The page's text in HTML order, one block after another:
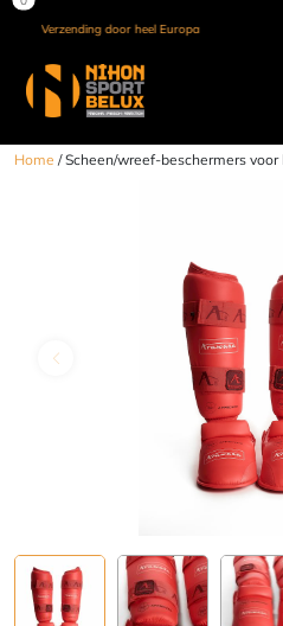
Verzending door heel Europa
Home / Scheen/wreef-beschermers